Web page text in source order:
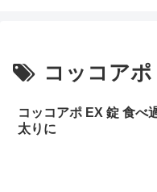
コッコアポ
コッコアポ EX 錠 食べ
太りに